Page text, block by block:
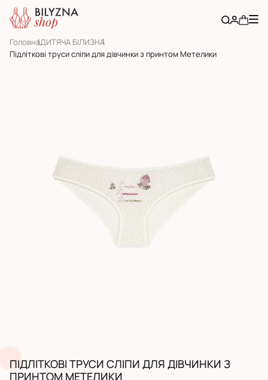
ГоловнаДИТЯЧА БІЛИЗНА
Підліткові труси сліпи для дівчинки з принтом Метелики
ПІДЛІТКОВІ ТРУСИ СЛІПИ ДЛЯ ДІВЧИНКИ З
ПРИНТОМ МЕТЕЛИКИ